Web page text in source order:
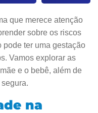
que merece atenção
sobre os riscos
pode ter uma gestação
Vamos explorar as
e o bebê, além de
na